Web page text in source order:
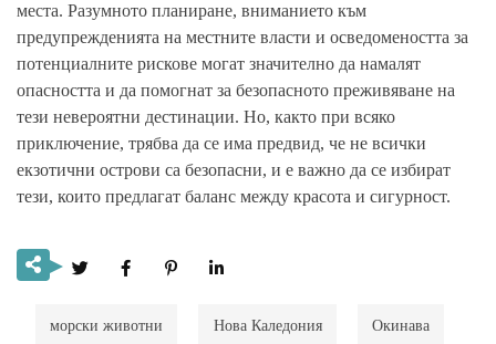
места. Разумното планиране, вниманието към
предупрежденията на местните власти и осведомеността за
потенциалните рискове могат значително да намалят
опасността и да помогнат за безопасното преживяване на
тези невероятни дестинации. Но, както при всяко
приключение, трябва да се има предвид, че не всички
екзотични острови са безопасни, и е важно да се избират
тези, които предлагат баланс между красота и сигурност.
морски животни Нова Каледония Окинава